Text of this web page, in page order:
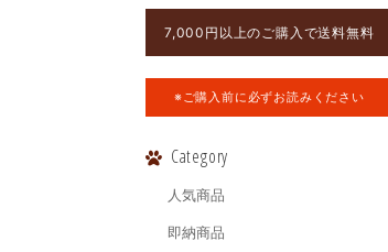
7,000円以上のご購入で送料無料
※ご購入前に必ずお読みください
Category
人気商品
即納商品